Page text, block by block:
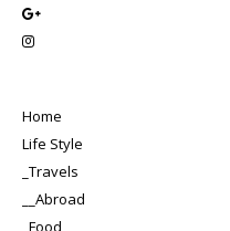
Home
Life Style
_Travels
__Abroad
_Food